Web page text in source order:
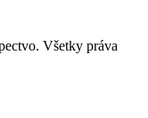
Všetky práva